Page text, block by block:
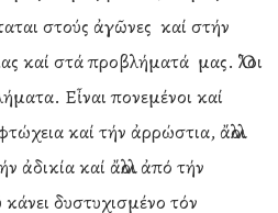
στούς ἀγῶνες καί στήν
καί στά προβλήματά μας. Ὅλοι
Εἶναι πονεμένοι καί
καί τήν ἀρρώστια, ἄλλοι
καί ἄλλοι ἀπό τήν
δυστυχισμένο τόν